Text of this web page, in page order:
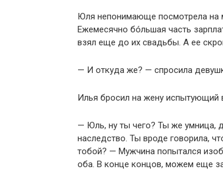
Юля непонимающе посмотрела на
Ежемесячно бóльшая часть
взял еще до их свадьбы. А ее
— И откуда же? — спросила
Илья бросил на жену испытующий
— Юль, ну ты чего? Ты же умница,
наследство. Ты вроде говорила,
тобой? — Мужчина попытался
оба. В конце концов, можем еще